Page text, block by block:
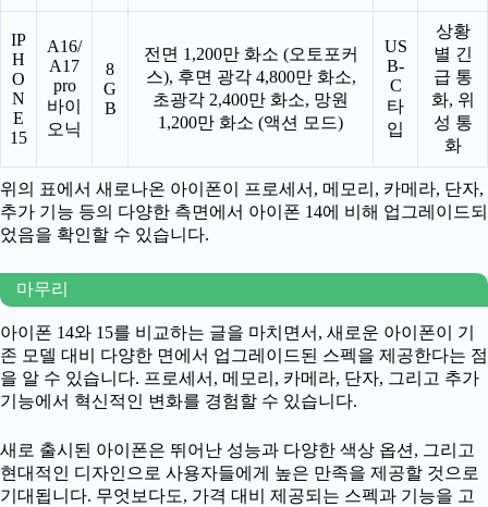
IP
H
O
N
E
15
A16/
A17
pro
바이
오닉
8
G
B
전면 1,200만 화소 (오토포커
스), 후면 광각 4,800만 화소,
초광각 2,400만 화소, 망원
1,200만 화소 (액션 모드)
US
B-
C
타
입
상황
별 긴
급 통
화, 위
성 통
화
위의 표에서 새로나온 아이폰이 프로세서, 메모리, 카메라, 단자,
추가 기능 등의 다양한 측면에서 아이폰 14에 비해 업그레이드되
었음을 확인할 수 있습니다.
마무리
아이폰 14와 15를 비교하는 글을 마치면서, 새로운 아이폰이 기
존 모델 대비 다양한 면에서 업그레이드된 스펙을 제공한다는 점
을 알 수 있습니다. 프로세서, 메모리, 카메라, 단자, 그리고 추가
기능에서 혁신적인 변화를 경험할 수 있습니다.
새로 출시된 아이폰은 뛰어난 성능과 다양한 색상 옵션, 그리고
현대적인 디자인으로 사용자들에게 높은 만족을 제공할 것으로
기대됩니다. 무엇보다도, 가격 대비 제공되는 스펙과 기능을 고